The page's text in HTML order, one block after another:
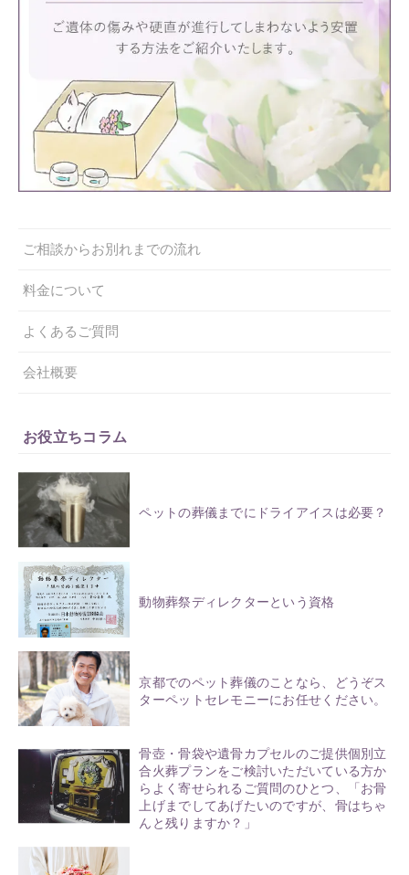
ご相談からお別れまでの流れ
料金について
よくあるご質問
会社概要
お役立ちコラム
ペットの葬儀までにドライアイスは必要？
動物葬祭ディレクターという資格
京都でのペット葬儀のことなら、どうぞス
ターペットセレモニーにお任せください。
骨壺・骨袋や遺骨カプセルのご提供個別立
合火葬プランをご検討いただいている方か
らよく寄せられるご質問のひとつ、「お骨
上げまでしてあげたいのですが、骨はちゃ
んと残りますか？」